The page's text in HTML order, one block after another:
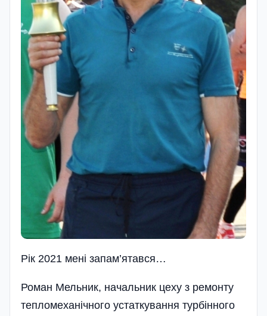
Рік 2021 мені запам’ятався…
Роман Мельник, начальник цеху з ремонту
тепломеханічного устаткування турбінного